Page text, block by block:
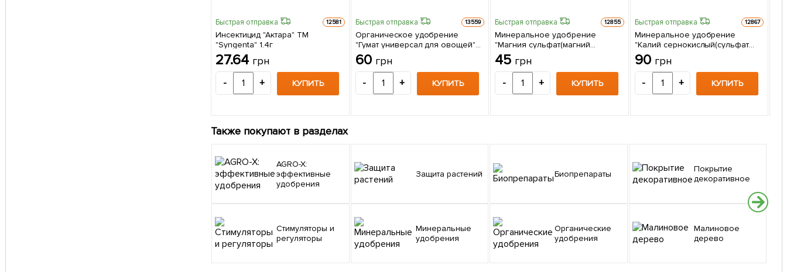
Быстрая отправка 12581
Инсектицид "Актара" ТМ
"Syngenta" 1.4г
27.64 грн
- + КУПИТЬ
Быстрая отправка 13559
Органическое удобрение
"Гумат универсал для овощей"
ТМ "Rost" 1л
60 грн
- + КУПИТЬ
Быстрая отправка 12855
Минеральное удобрение
"Магния сульфат(магний
сернокислый)" ТМ "ОВИ" 500г
45 грн
- + КУПИТЬ
Быстрая отправка 12867
Минеральное удобрение
"Калий сернокислый(сульфат
калия)" 500г
90 грн
- + КУПИТЬ
Также покупают в разделах
AGRO-X:
эффективные
удобрения
Стимуляторы и
регуляторы
Защита растений
Минеральные
удобрения
Биопрепараты
Органические
удобрения
Покрытие
декоративное
Малиновое
дерево